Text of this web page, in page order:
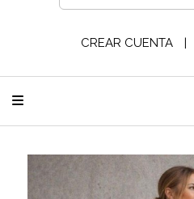
CREAR CUENTA